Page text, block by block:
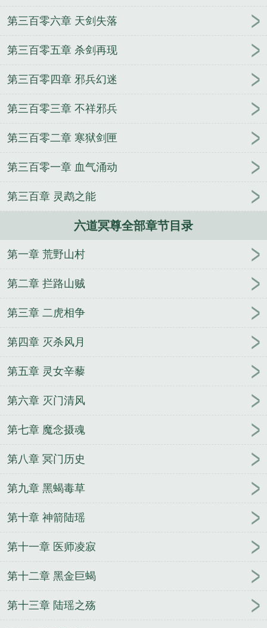
尊
六道帝尊 六冥是谁
六道冥
回
六道冥尊TXT全集 六道至尊
六道至尊
六道冥途副本攻略 大唐淫游记
月神
系统穿梭之福妻满满 神雕奇侠之天下人
重生诡情之
淫龙出穴
帝君，你崽乱认娘啊
穿成娱乐圈小可怜后
我爆红了
葫芦村演义
我在七十年代努力
双全 青葱幻梦 鸵鸟鸵鸟你别跑[医生]
贤
第三百零六章 天剑失落
第三百零五章 杀剑再现
第三百零四章 邪兵幻迷
第三百零三章 不祥邪兵
第三百零二章 寒狱剑匣
第三百零一章 血气涌动
第三百章 灵鹉之能
六道冥尊全部章节目录
第一章 荒野山村
第二章 拦路山贼
第三章 二虎相争
第四章 灭杀风月
第五章 灵女辛藜
第六章 灭门清风
第七章 魔念摄魂
第八章 冥门历史
第九章 黑蝎毒草
第十章 神箭陆瑶
第十一章 医师凌寂
第十二章 黑金巨蝎
第十三章 陆瑶之殇